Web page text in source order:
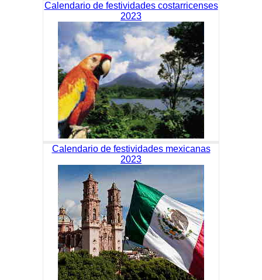
Calendario de festividades costarricenses
2023
Calendario de festividades mexicanas
2023